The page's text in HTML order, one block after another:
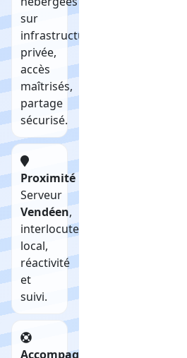
sur
infrastructure
privée,
accès
maîtrisés,
partage
sécurisé.
Proximité
Serveur
Vendéen,
interlocuteur
local,
réactivité
et
suivi.
Accompagnement